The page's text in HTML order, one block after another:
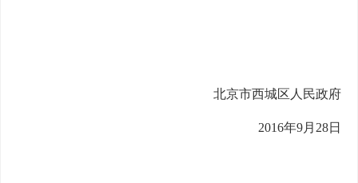
北京市西城区人民政府
2016年9月28日